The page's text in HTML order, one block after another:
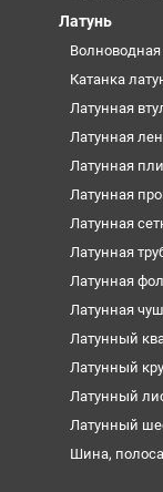
Латунь
Волноводная
Катанка
Латунная
Латунная
Латунная
Латунная
Латунная
Латунная
Латунная
Латунная
Латунный
Латунный
Латунный
Латунный
Шина,